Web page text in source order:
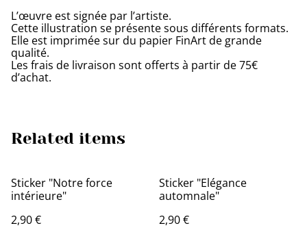
L’œuvre est signée par l’artiste.
Cette illustration se présente sous différents formats.
Elle est imprimée sur du papier FinArt de grande
qualité.
Les frais de livraison sont offerts à partir de 75€
d’achat.
Related items
Sticker "Notre force
intérieure"
2,90 €
Sticker "Elégance
automnale"
2,90 €